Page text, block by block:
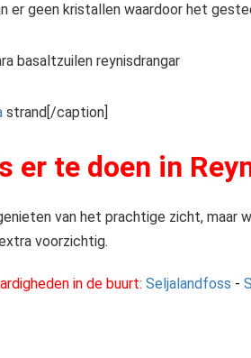
er geen kristallen waardoor het
strand[/caption]
er te doen in
van het prachtige zicht, maar
voorzichtig.
in de buurt: Seljalandfoss -